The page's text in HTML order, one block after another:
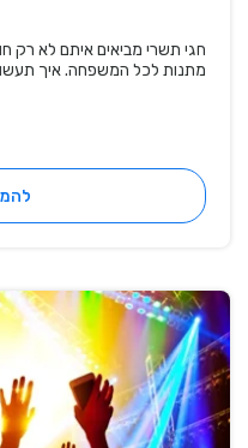
חגי תשרי מביאים איתם לא רק
מתנות לכל המשפחה. איך